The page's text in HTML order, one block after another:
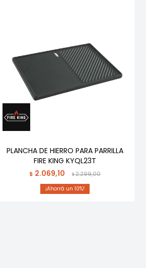
PLANCHA DE HIERRO PARA PARRILLA
FIRE KING KYQL23T
$ 2.069,10 $2.299,00
10